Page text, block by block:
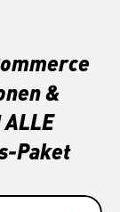
&
Paket